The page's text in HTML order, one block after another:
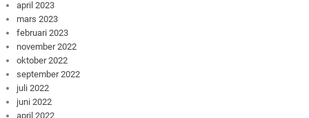
april 2023
mars 2023
februari 2023
november 2022
oktober 2022
september 2022
juli 2022
juni 2022
april 2022